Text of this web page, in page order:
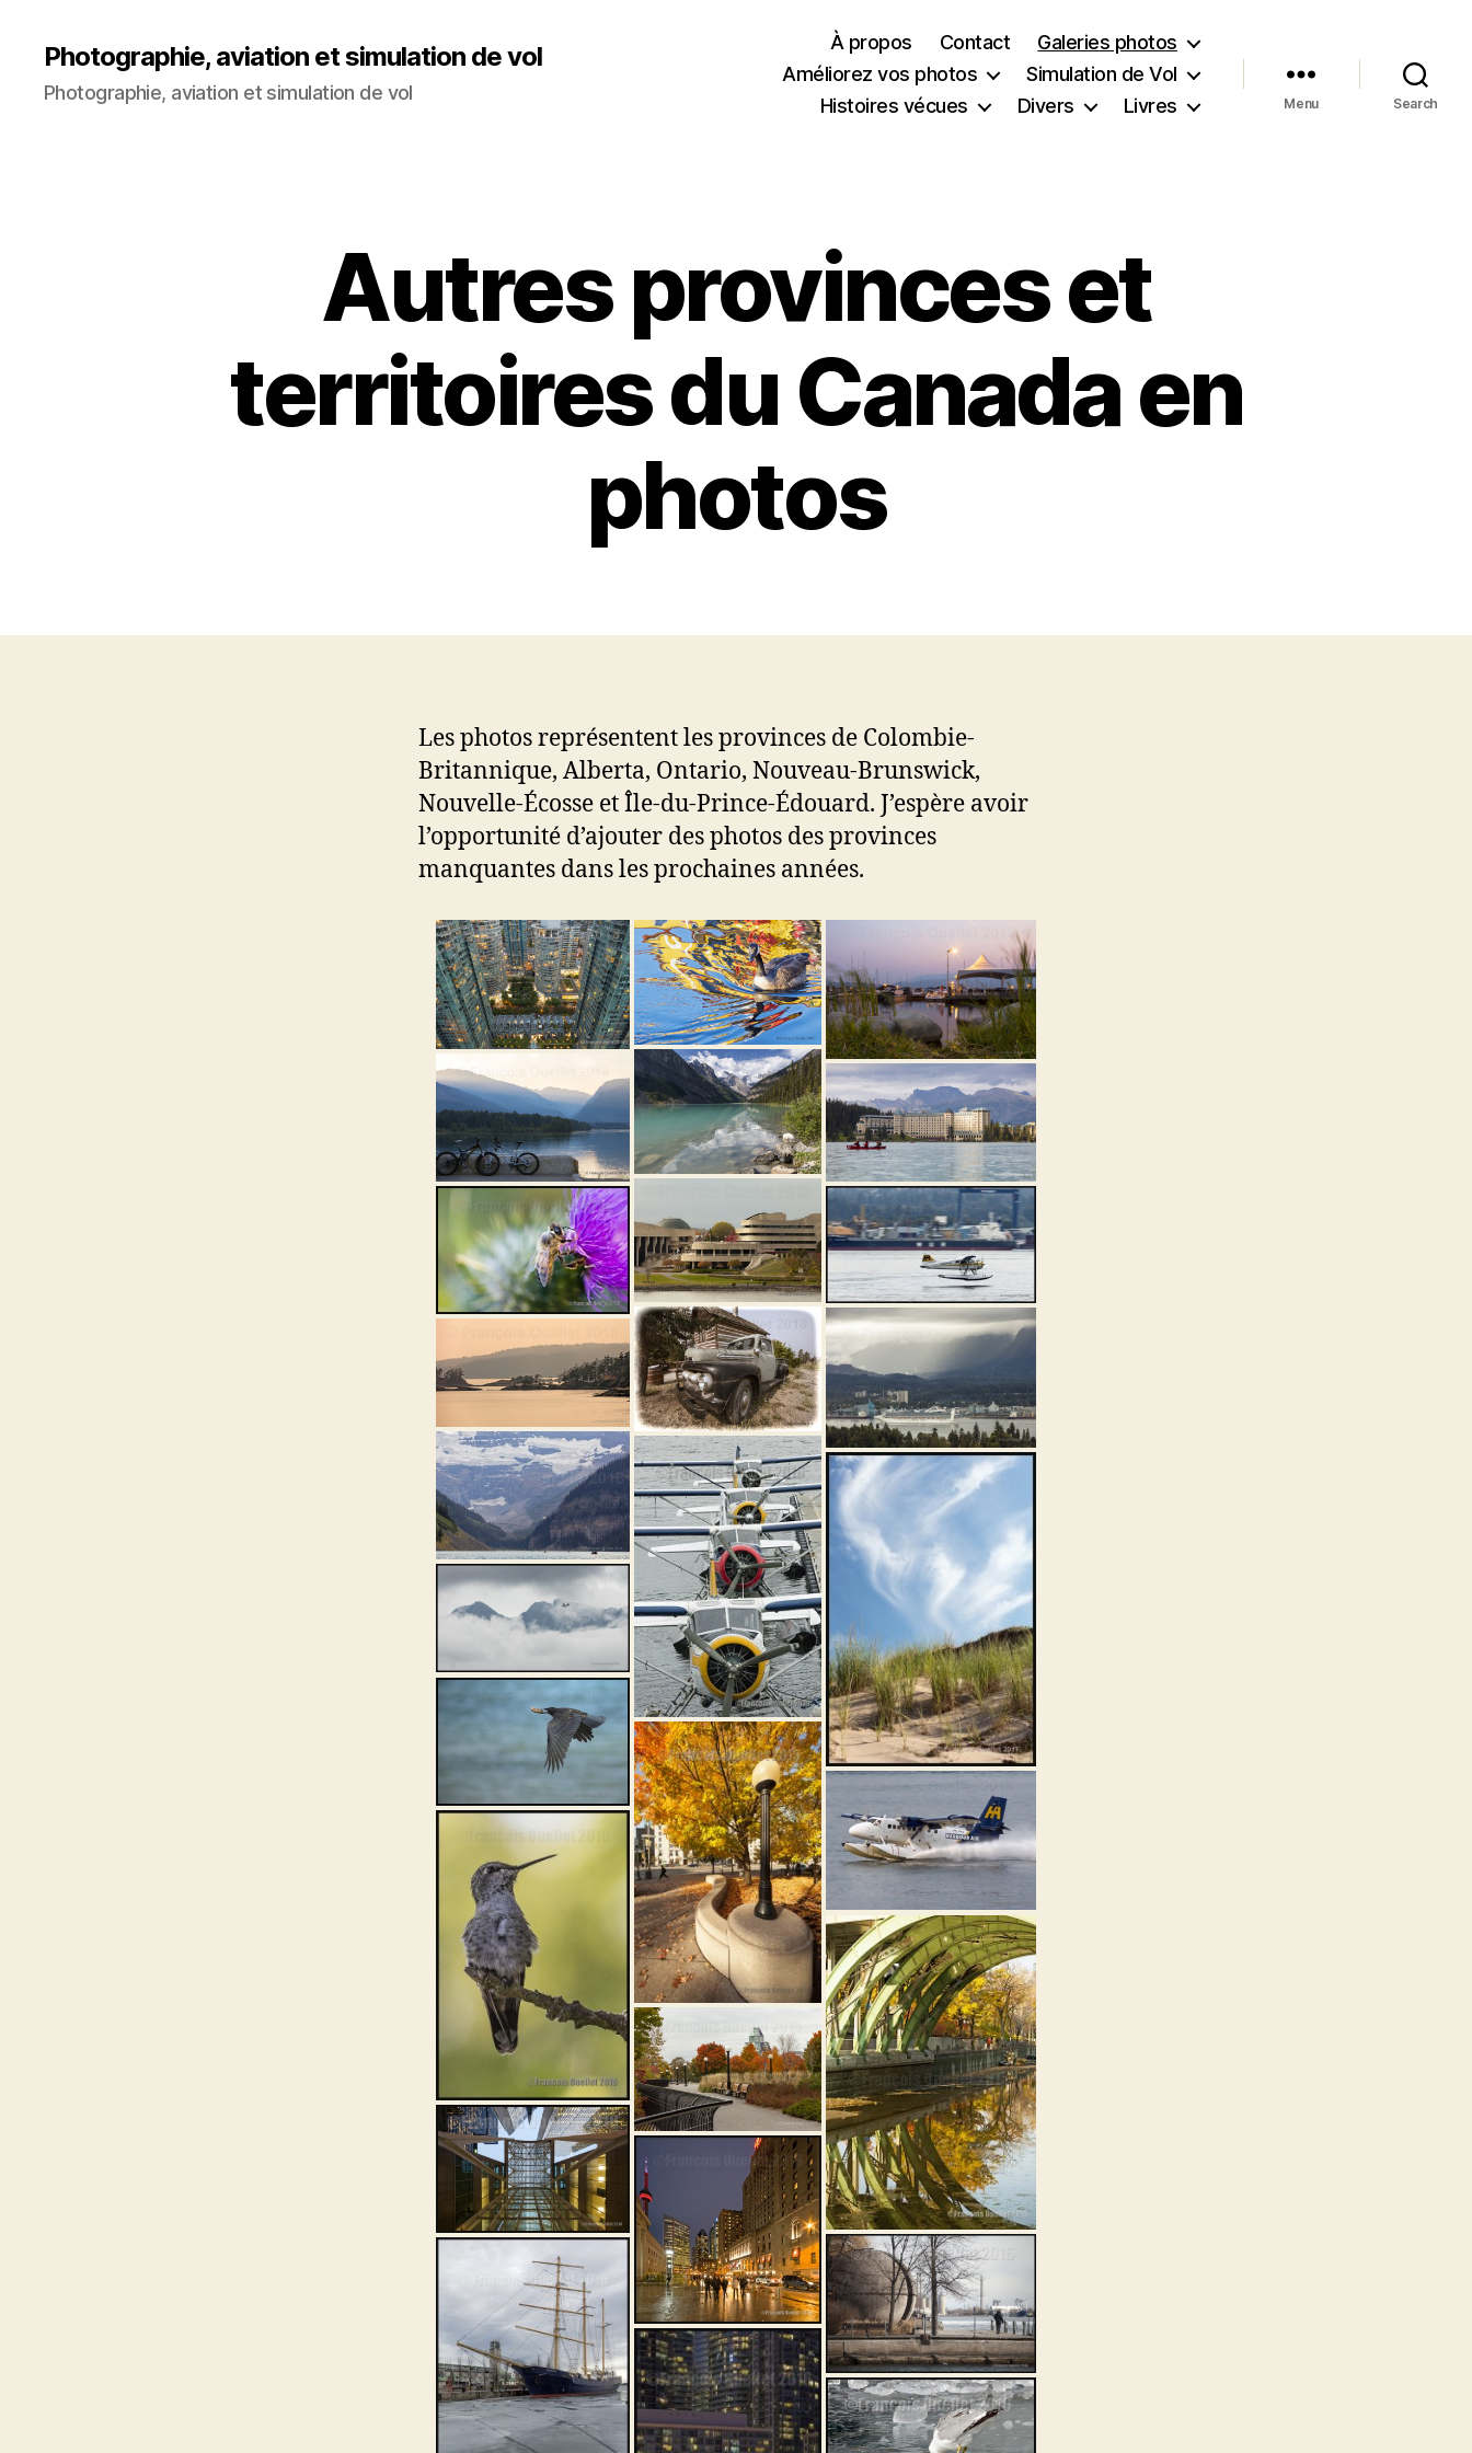
Photographie, aviation et simulation de vol
Photographie, aviation et simulation de vol
À propos Contact
Galeries photos
Améliorez vos photos
Simulation de Vol
Histoires vécues
Divers Livres Menu Search
Autres provinces et
territoires du Canada en
photos
Les photos représentent les provinces de Colombie-
Britannique, Alberta, Ontario, Nouveau-Brunswick,
Nouvelle-Écosse et Île-du-Prince-Édouard. J’espère avoir
l’opportunité d’ajouter des photos des provinces
manquantes dans les prochaines années.